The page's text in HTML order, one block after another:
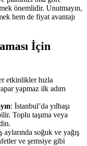
önemlidir. Unutmayın,
hem de fiyat avantajı
İçin
etkinlikler hızla
yapmaz ilk adım
: İstanbul’da yılbaşı
Toplu taşıma veya
aylarında soğuk ve yağış
ve şemsiye gibi